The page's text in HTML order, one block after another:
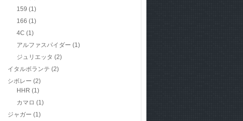
159 (1)
166 (1)
4C (1)
アルファスパイダー (1)
ジュリエッタ (2)
イタルボランテ (2)
シボレー (2)
HHR (1)
カマロ (1)
ジャガー (1)